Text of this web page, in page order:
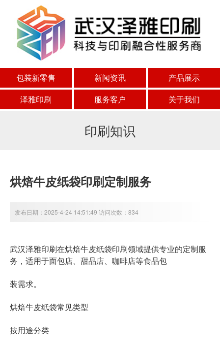
包装新零售 新闻资讯
产品展示
泽雅印刷
服务客户 关于我们
印刷知识
烘焙牛皮纸袋印刷定制服务
发布日期：2025-4-24 14:51:49 访问次数：834
武汉泽雅印刷在烘焙牛皮纸袋印刷领域提供专业的定制服
务，适用于面包店、甜品店、咖啡店等食品包
装需求。
烘焙牛皮纸袋常见类型
按用途分类